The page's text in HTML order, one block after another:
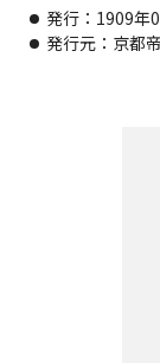
発行：1909年
発行元：京都